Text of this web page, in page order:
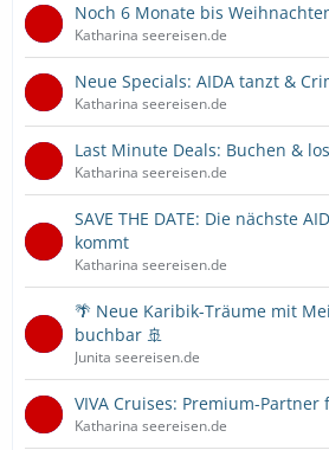
Noch 6 Monate bis
Katharina seereisen.de
Neue Specials: AIDA tanzt &
Katharina seereisen.de
Last Minute Deals: Buchen &
Katharina seereisen.de
SAVE THE DATE: Die nächste
kommt
Katharina seereisen.de
🌴 Neue Karibik-Träume mit
buchbar 🚢
Junita seereisen.de
VIVA Cruises: Premium-
Katharina seereisen.de